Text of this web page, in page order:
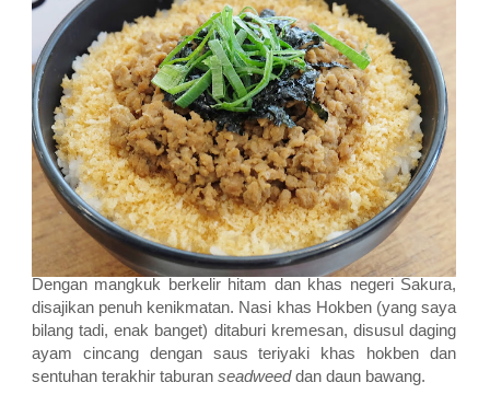
Dengan mangkuk berkelir hitam dan khas negeri Sakura,
disajikan penuh kenikmatan. Nasi khas Hokben (yang saya
bilang tadi, enak banget) ditaburi kremesan, disusul daging
ayam cincang dengan saus teriyaki khas hokben dan
sentuhan terakhir taburan seadweeddan daun bawang.